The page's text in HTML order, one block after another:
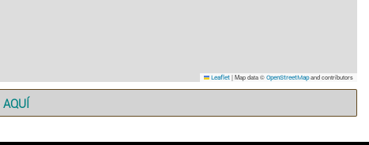
Leaflet |Map data © OpenStreetMapand contributors
AQUÍ